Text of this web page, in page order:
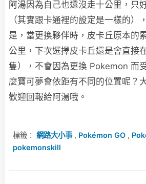
阿湯因為自己也還沒走十公里，只
（其實跟卡通裡的設定是一樣的）
是，當更換夥伴時，皮卡丘原本的
公里，下次選擇皮卡丘還是會直接
隻），不會因為更換 Pokemon 而
麼寶可夢會依距有不同的位置呢？
歡迎回報給阿湯哦。
標籤： 網路大小事, Pokémon GO ,
pokemonskill